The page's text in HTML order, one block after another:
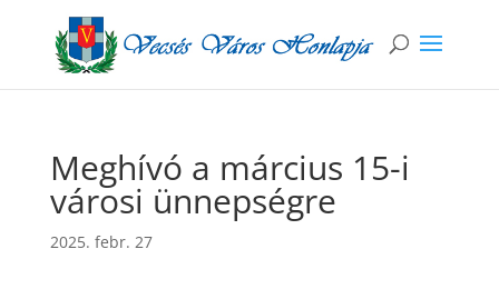
Meghívó a március 15-i
városi ünnepségre
2025. febr. 27